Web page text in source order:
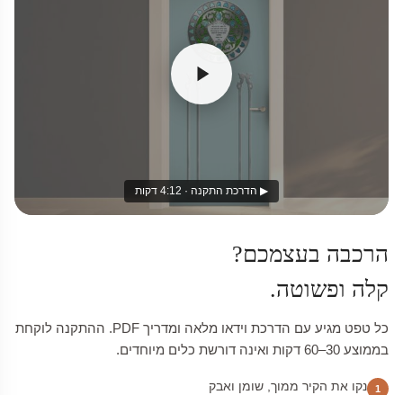
▶ הדרכת התקנה · 4:12 דקות
הרכבה בעצמכם?
קלה ופשוטה.
כל טפט מגיע עם הדרכת וידאו מלאה ומדריך PDF. ההתקנה לוקחת
בממוצע 30–60 דקות ואינה דורשת כלים מיוחדים.
1 נקו את הקיר ממוך, שומן ואבק